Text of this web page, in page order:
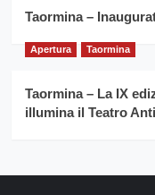
Taormina –
Apertura Taormina
Taormina – La IX
illumina il Teatro